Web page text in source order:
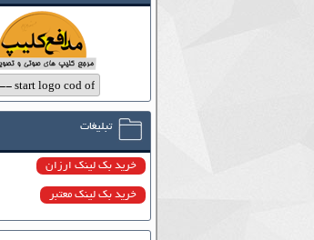
تبلیغات
خرید بک لینک ارزان
خرید بک لینک معتبر